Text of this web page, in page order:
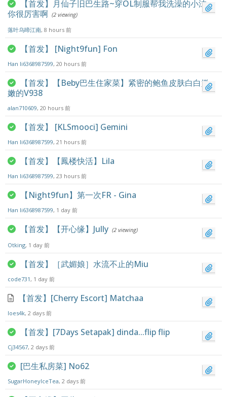
【首发】月仙子旧巴生路~穿OL制服帮我洗澡的小沫：
你很厉害啊 (2 viewing)
落叶乌啼江南, 8 hours 前
【首发】 [Night9fun] Fon
Han li6368987599, 20 hours 前
【首发】【Beby巴生住家菜】紧密的鲍鱼皮肤白白嫩
嫩的V938
alan710609, 20 hours 前
【首发】 [KLSmooci] Gemini
Han li6368987599, 21 hours 前
【首发】【鳳楼快活】Lila
Han li6368987599, 23 hours 前
【Night9fun】第一次FR - Gina
Han li6368987599, 1 day 前
【首发】【开心缘】Jully (2 viewing)
Otking, 1 day 前
【首发】［武媚娘］水流不止的Miu
code731, 1 day 前
【首发】[Cherry Escort] Matchaa
loes4k, 2 days 前
【首发】[7Days Setapak] dinda...flip flip
Cj34567, 2 days 前
[巴生私房菜] No62
SugarHoneyIceTea, 2 days 前